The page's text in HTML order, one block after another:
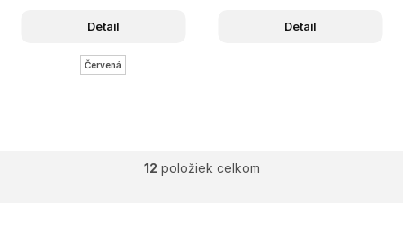
Detail
Červená
Detail
O
12 položiek celkom